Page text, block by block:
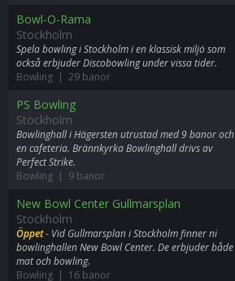
Bowl-O-Rama
Stockholm
Spela bowling i Stockholm i en klassisk miljö som
också erbjuder Discobowling under vissa tider.
Bowling | 29 banor
PS Bowling
Stockholm
Bowlinghall i Hägersten utrustad med 9 banor och
en cafeteria. Brännkyrka Bowlinghall drivs av
Perfect Strike.
Bowling | 9 banor
New Bowl Center Gullmarsplan
Stockholm
Öppet- Vid Gullmarsplan i Stockholm finner ni
bowlinghallen New Bowl Center. De erbjuder både
mat och bowling.
Bowling | 16 banor